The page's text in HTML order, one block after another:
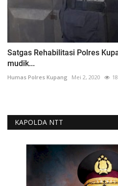
Satgas Rehabilitasi Polres
mudik...
Humas Polres Kupang Mei 2, 2020
KAPOLDA NTT